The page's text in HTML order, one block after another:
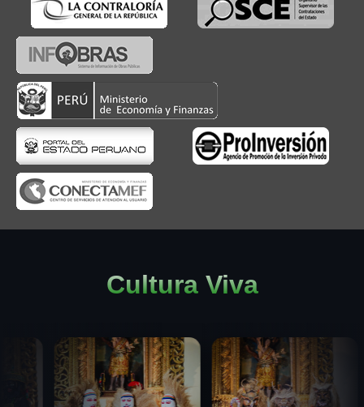
Cultura Viva